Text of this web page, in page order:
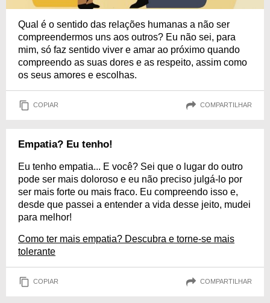
Qual é o sentido das relações humanas a não ser
compreendermos uns aos outros? Eu não sei, para
mim, só faz sentido viver e amar ao próximo quando
compreendo as suas dores e as respeito, assim como
os seus amores e escolhas.
COPIAR COMPARTILHAR
Empatia? Eu tenho!
Eu tenho empatia... E você? Sei que o lugar do outro
pode ser mais doloroso e eu não preciso julgá-lo por
ser mais forte ou mais fraco. Eu compreendo isso e,
desde que passei a entender a vida desse jeito, mudei
para melhor!
Como ter mais empatia? Descubra e torne-se mais
tolerante
COPIAR COMPARTILHAR